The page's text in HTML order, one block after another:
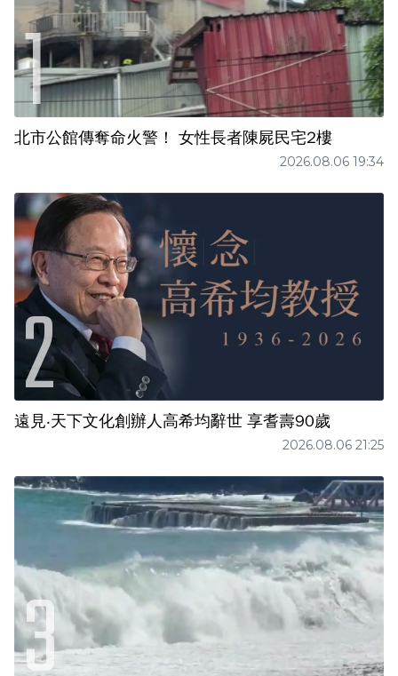
北市公館傳奪命火警！ 女性長者陳屍民宅2樓
2026.08.06 19:34
遠見‧天下文化創辦人高希均辭世 享耆壽90歲
2026.08.06 21:25